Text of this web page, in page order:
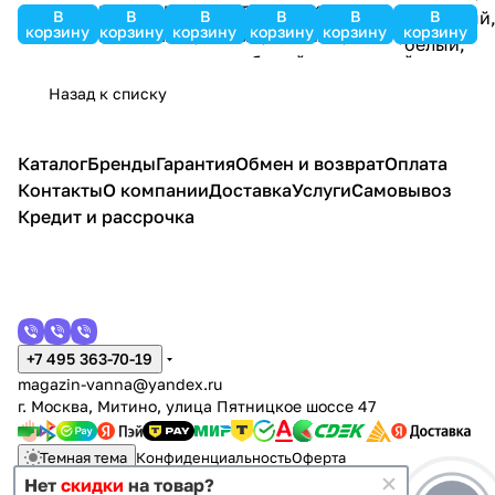
Толедо
105,
й, Белый/
В
корзину
e Толедо
105
подвесн
о
В
корзину
Федерика
100
й,
хром
В
корзину
Федерик
а 100
комплект
хром
В
корзину
Риккардо
100 два
В
корзину
Версаль
95
комплект,
золото
В
корзину
Назад к списку
КаталогБрендыГарантияОбмен и возвратОплата
КонтактыО компанииДоставкаУслугиСамовывоз
Кредит и рассрочка
+7 495 363-70-19
magazin-vanna@yandex.ru
г. Москва, Митино, улица Пятницкое шоссе 47
Темная тема КонфиденциальностьОферта
Нет скидки на товар?